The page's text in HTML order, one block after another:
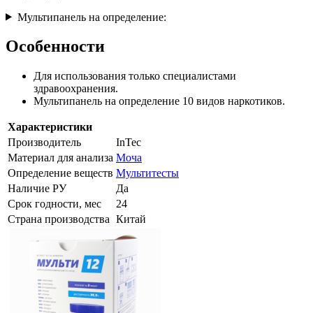
Мультипанель на определение:
Особенности
Для использования только специалистами
здравоохранения.
Мультипанель на определение 10 видов наркотиков.
Характеристики
Производитель
InTec
Материал для анализа Моча
Определение веществ Мультитесты
Наличие РУ
Да
Срок годности, мес
24
Страна производства Китай